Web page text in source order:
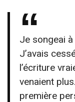
Je songeai
J’avais
l’écriture
venaient
première